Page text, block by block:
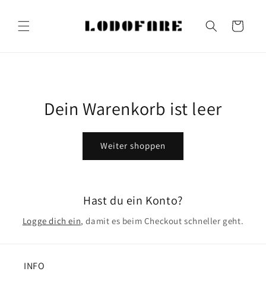
Inhalt
Warenkorb
Dein Warenkorb ist leer
Weiter shoppen
Hast du ein Konto?
Logge dich ein, damit es beim Checkout schneller geht.
INFO